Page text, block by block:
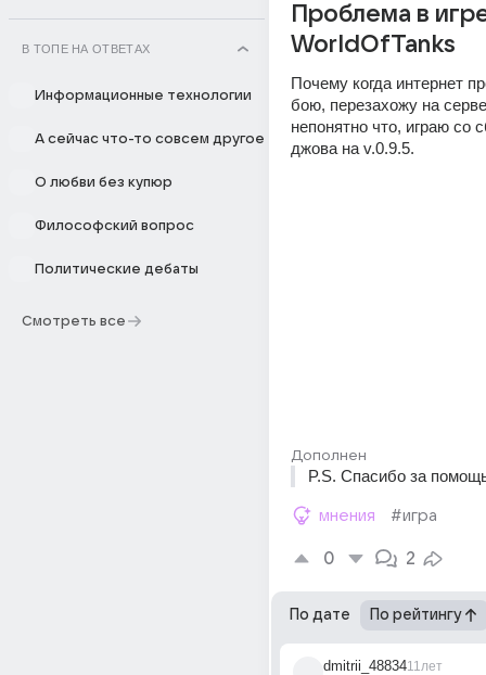
В ТОПЕ НА ОТВЕТАХ
Информационные технологии
А сейчас что-то совсем другое
О любви без купюр
Философский вопрос
Политические дебаты
Смотреть все
Проблема в
WorldOfTanks
Почему когда интернет
бою, перезахожу на
непонятно что, играю со
джова на v.0.9.5.
Дополнен
P.S. Спасибо за
мнения #игра
0 2
По дате По рейтингу
dmitrii_4883411лет